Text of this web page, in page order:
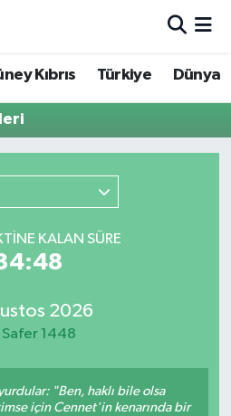
Kıbrıs Türkiye Dünya
KALAN SÜRE
2026
1448
"Ben, haklı bile olsa
için Cennet'in kenarında bir